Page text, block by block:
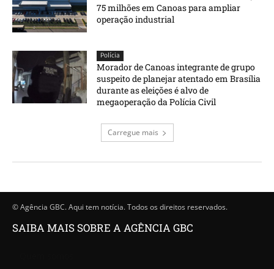
75 milhões em Canoas para ampliar
operação industrial
Polícia
Morador de Canoas integrante de grupo
suspeito de planejar atentado em Brasília
durante as eleições é alvo de
megaoperação da Polícia Civil
Carregue mais
© Agência GBC. Aqui tem notícia. Todos os direitos reservados.
SAIBA MAIS SOBRE A AGÊNCIA GBC